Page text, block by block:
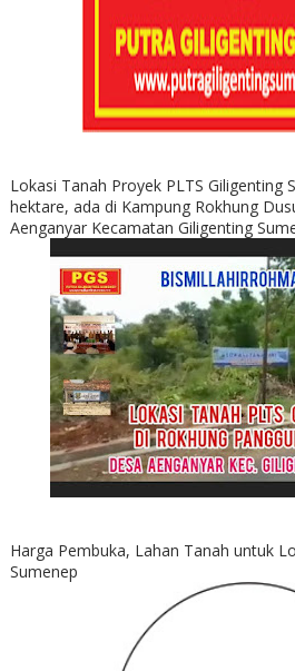
Lokasi Tanah Proyek PLTS Giligenting
hektare, ada di Kampung Rokhung
Aenganyar Kecamatan Giligenting
Harga Pembuka, Lahan Tanah untuk
Sumenep